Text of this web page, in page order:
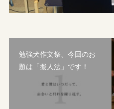
勉強犬作文祭、今回のお
題は「擬人法」です！